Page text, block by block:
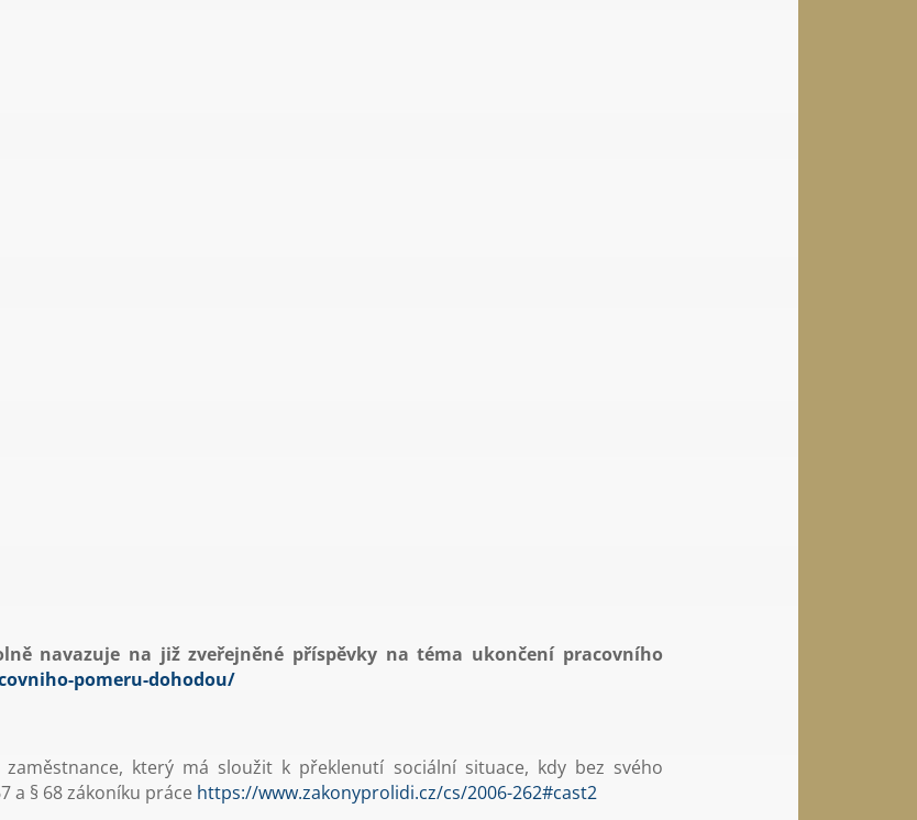
navazuje na již zveřejněné příspěvky na téma ukončení pracovního
pomeru-dohodou/
který má sloužit k překlenutí sociální situace, kdy bez svého
a § 68 zákoníku práce https://www.zakonyprolidi.cz/cs/2006-262#cast2